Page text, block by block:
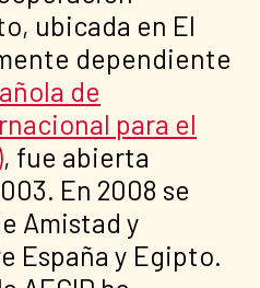
ubicada en El
dependiente
de
para el
, fue abierta
En 2008 se
Amistad y
España y Egipto.